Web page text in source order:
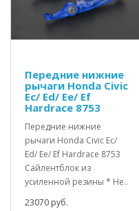
Передние нижние
рычаги Honda Civic
Ec/ Ed/ Ee/ Ef
Hardrace 8753
Передние нижние
рычаги Honda Civic Ec/
Ed/ Ee/ Ef Hardrace 8753
Сайлентблок из
усиленной резины * Не..
23070 руб.